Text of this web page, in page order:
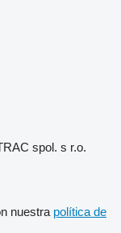
spol. s r.o.
nuestra política de